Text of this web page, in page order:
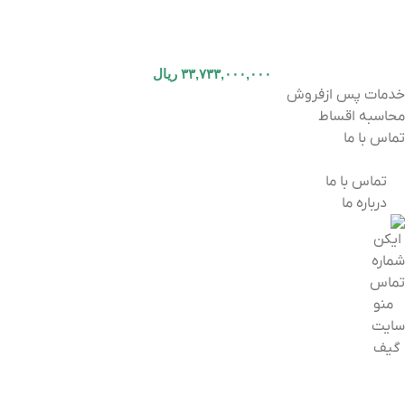
۳۳,۷۳۳,۰۰۰,۰۰۰ ریال
خدمات پس ازفروش
محاسبه اقساط
تماس با ما
تماس با ما
درباره ما